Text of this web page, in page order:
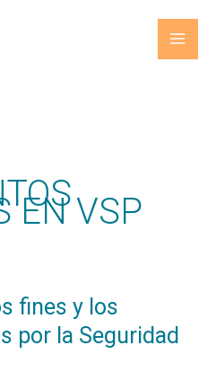
EN VSP
fines y los
por la Seguridad